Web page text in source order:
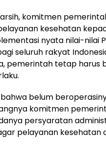
komitmen
kesehatan
nyata nilai-nilai
seluruh rakyat
pemerintah tetap harus
belum
komitmen
persyaratan
pelayanan kesehatan